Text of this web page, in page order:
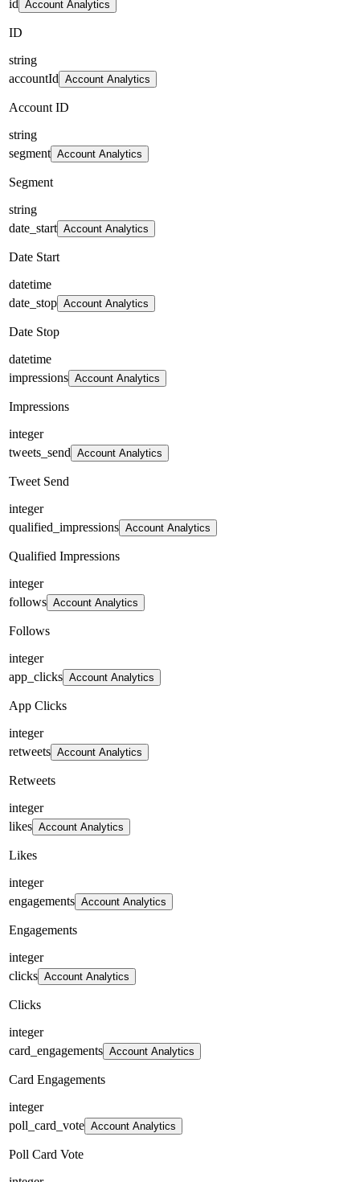
id Account Analytics
ID
string
accountId Account Analytics
Account ID
string
segment Account Analytics
Segment
string
date_start Account Analytics
Date Start
datetime
date_stop Account Analytics
Date Stop
datetime
impressions Account Analytics
Impressions
integer
tweets_send Account Analytics
Tweet Send
integer
qualified_impressions Account Analytics
Qualified Impressions
integer
follows Account Analytics
Follows
integer
app_clicks Account Analytics
App Clicks
integer
retweets Account Analytics
Retweets
integer
likes Account Analytics
Likes
integer
engagements Account Analytics
Engagements
integer
clicks Account Analytics
Clicks
integer
card_engagements Account Analytics
Card Engagements
integer
poll_card_vote Account Analytics
Poll Card Vote